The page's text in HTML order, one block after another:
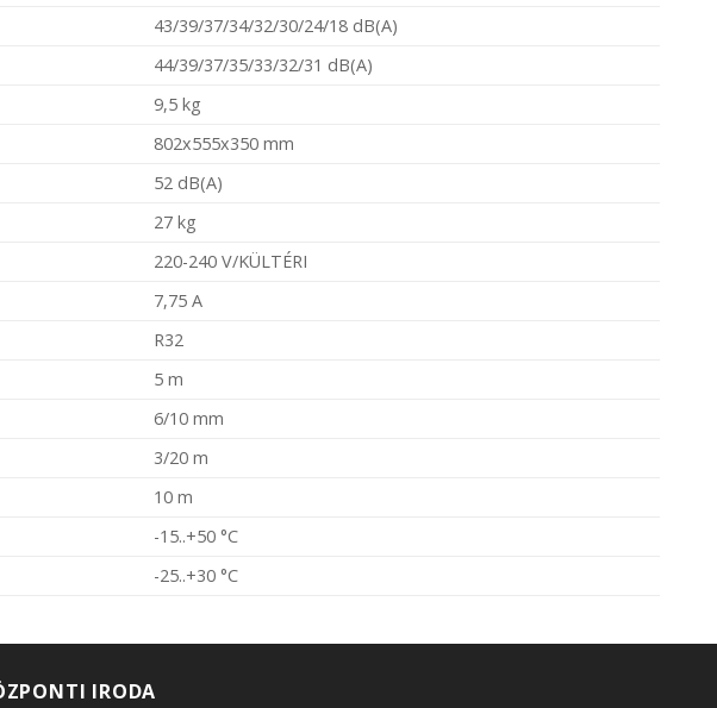
43/39/37/34/32/30/24/18 dB(A)
44/39/37/35/33/32/31 dB(A)
9,5 kg
802x555x350 mm
52 dB(A)
27 kg
220-240 V/KÜLTÉRI
7,75 A
R32
5 m
6/10 mm
3/20 m
10 m
-15..+50 °C
-25..+30 °C
IRODA